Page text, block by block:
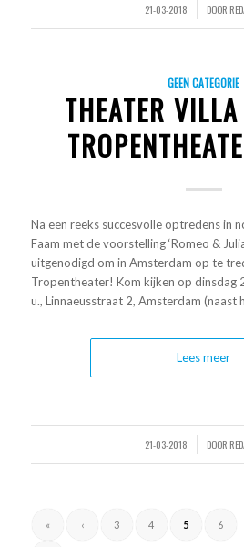
21-03-2018 DOOR
GEEN CATEGORIE
THEATER
Na een reeks succesvolle optredens in
Faam met de voorstelling ‘Romeo &
uitgenodigd om in Amsterdam op te
Tropentheater! Kom kijken op dinsdag
u., Linnaeusstraat 2, Amsterdam (naast
Lees meer
21-03-2018 DOOR
« ‹ 3 4 5 6